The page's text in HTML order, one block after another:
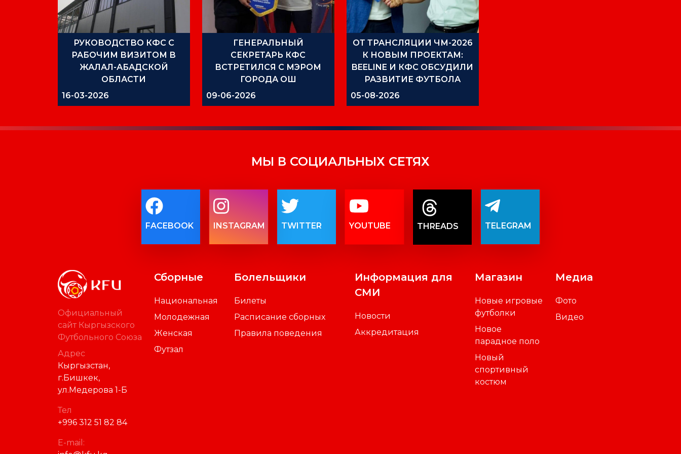
РУКОВОДСТВО КФС С
РАБОЧИМ ВИЗИТОМ В
ЖАЛАЛ-АБАДСКОЙ
ОБЛАСТИ
16-03-2026
ГЕНЕРАЛЬНЫЙ
СЕКРЕТАРЬ КФС
ВСТРЕТИЛСЯ С МЭРОМ
ГОРОДА ОШ
09-06-2026
ОТ ТРАНСЛЯЦИИ ЧМ-2026
К НОВЫМ ПРОЕКТАМ:
BEELINE И КФС ОБСУДИЛИ
РАЗВИТИЕ ФУТБОЛА
05-08-2026
МЫ В СОЦИАЛЬНЫХ СЕТЯХ
FACEBOOK INSTAGRAM TWITTER YOUTUBE THREADS TELEGRAM
Официальный
сайт Кыргызского
Футбольного Союза
Адрес
Кыргызстан,
г.Бишкек,
ул.Медерова 1-Б
Тел
+996 312 51 82 84
E-mail:
Сборные
Национальная
Молодежная
Женская
Футзал
Болельщики
Билеты
Расписание сборных
Правила поведения
Информация для
СМИ
Новости
Аккредитация
Магазин
Новые игровые
футболки
Новое
парадное поло
Новый
спортивный
костюм
Медиа
Фото
Видео